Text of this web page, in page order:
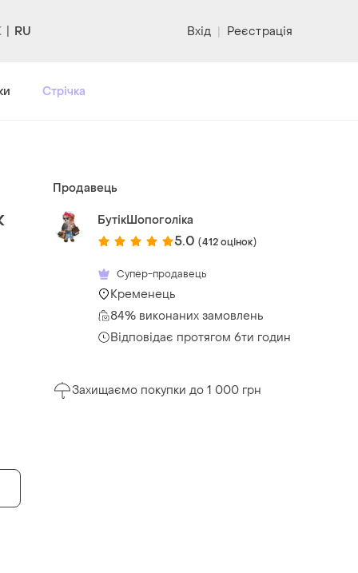
RU Вхід | Реєстрація
Стрічка
Продавець
БутікШопоголіка
5.0 (412 оцінок)
Супер-продавець
Кременець
84% виконаних замовлень
Відповідає протягом 6ти годин
Захищаємо покупки до 1 000 грн